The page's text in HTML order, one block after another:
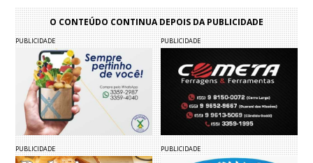
O CONTEÚDO CONTINUA DEPOIS DA PUBLICIDADE
PUBLICIDADE PUBLICIDADE
PUBLICIDADE PUBLICIDADE